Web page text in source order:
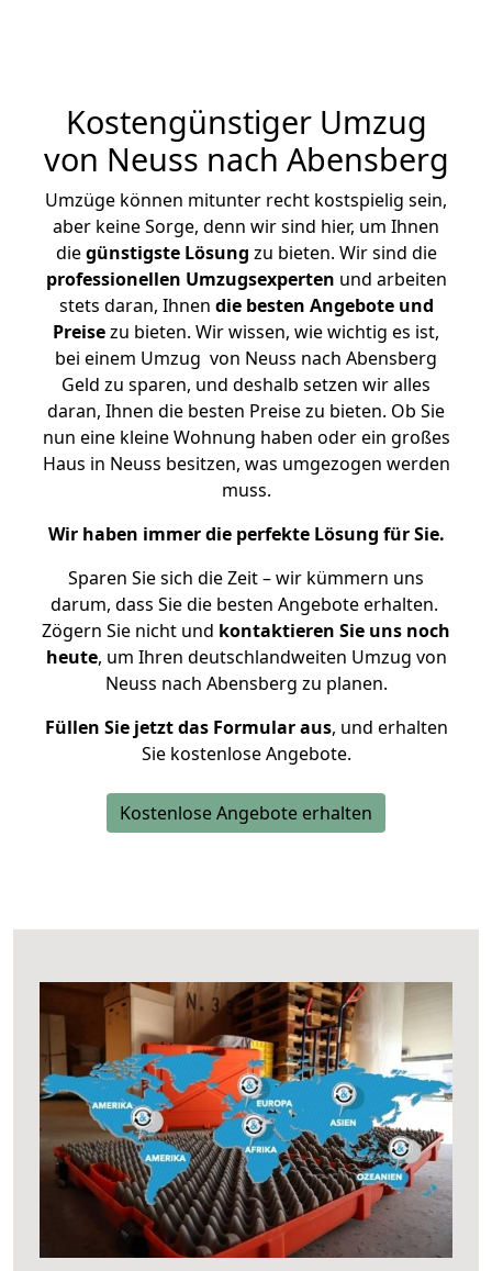
Kostengünstiger Umzug
von Neuss nach Abensberg
Umzüge können mitunter recht kostspielig sein,
aber keine Sorge, denn wir sind hier, um Ihnen
diegünstigste Lösung zu bieten. Wir sind die
professionellen Umzugsexperten und arbeiten
stets daran, Ihnen die besten Angebote und
Preisezu bieten. Wir wissen, wie wichtig es ist,
bei einem Umzug von Neuss nach Abensberg
Geld zu sparen, und deshalb setzen wir alles
daran, Ihnen die besten Preise zu bieten. Ob Sie
nun eine kleine Wohnung haben oder ein großes
Haus in Neuss besitzen, was umgezogen werden
muss.
Wir haben immer die perfekte Lösung für Sie.
Sparen Sie sich die Zeit – wir kümmern uns
darum, dass Sie die besten Angebote erhalten.
Zögern Sie nicht und kontaktieren Sie uns noch
heute, um Ihren deutschlandweiten Umzug von
Neuss nach Abensberg zu planen.
Füllen Sie jetzt das Formular aus, und erhalten
Sie kostenlose Angebote.
Kostenlose Angebote erhalten